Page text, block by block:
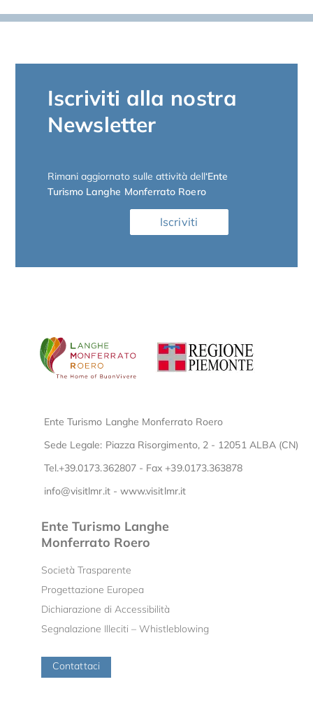
Iscriviti alla nostra
Newsletter
Rimani aggiornato sulle attività dell‘Ente
Turismo Langhe Monferrato Roero
Iscriviti
Ente Turismo Langhe Monferrato Roero
Sede Legale: Piazza Risorgimento, 2 - 12051 ALBA (CN)
Tel.+39.0173.362807 - Fax +39.0173.363878
info@visitlmr.it- www.visitlmr.it
Ente Turismo Langhe
Monferrato Roero
Società Trasparente
Progettazione Europea
Dichiarazione di Accessibilità
Segnalazione Illeciti – Whistleblowing
Contattaci